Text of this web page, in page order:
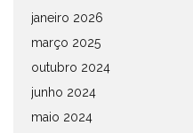
janeiro 2026
março 2025
outubro 2024
junho 2024
maio 2024